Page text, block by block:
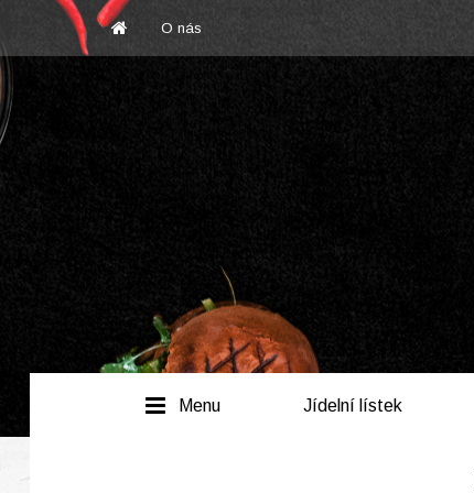
O nás
Menu Jídelní lístek